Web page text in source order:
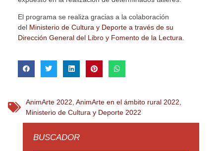
El programa se realiza gracias a la colaboración
del Ministerio de Cultura y Deporte a través de su
Dirección General del Libro y Fomento de la Lectura.
AnimArte 2022 AnimArte en el ámbito rural 2022
Ministerio de Cultura y Deporte 2022
BUSCADOR